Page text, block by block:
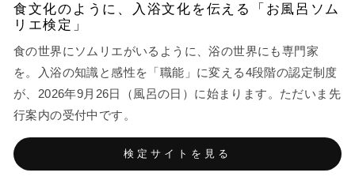
食文化のように、入浴文化を伝える「お風呂ソム
リエ検定」
食の世界にソムリエがいるように、浴の世界にも専門家
を。入浴の知識と感性を「職能」に変える4段階の認定制度
が、2026年9月26日（風呂の日）に始まります。ただいま先
行案内の受付中です。
検定サイトを見る